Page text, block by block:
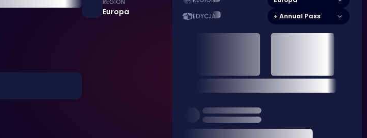
REGION
Europa EDYCJA + Annual Pass